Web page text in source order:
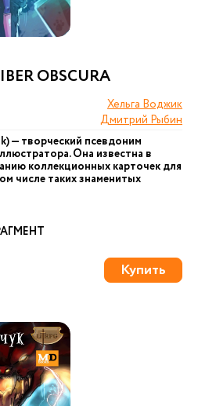
OBSCURA
Хельга Воджик
Дмитрий Рыбин
— творческий псевдоним
Она известна в
коллекционных карточек для
числе таких знаменитых
Купить